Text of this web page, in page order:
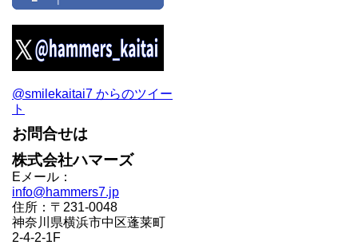
@smilekaitai7 からのツイー
ト
お問合せは
株式会社ハマーズ
Eメール：
info@hammers7.jp
住所：〒231-0048
神奈川県横浜市中区蓬莱町
2-4-2-1F